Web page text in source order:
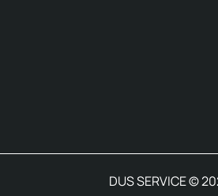
DUS SERVICE ©